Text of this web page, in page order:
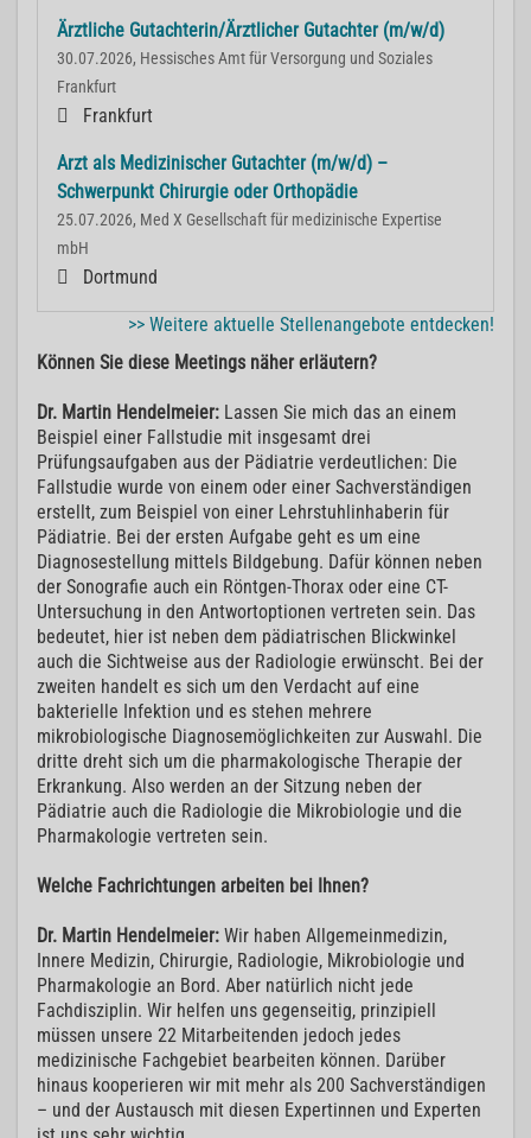
Ärztliche Gutachterin/Ärztlicher Gutachter (m/w/d)
30.07.2026, Hessisches Amt für Versorgung und Soziales
Frankfurt
Frankfurt
Arzt als Medizinischer Gutachter (m/w/d) –
Schwerpunkt Chirurgie oder Orthopädie
25.07.2026, Med X Gesellschaft für medizinische Expertise
mbH
Dortmund
>> Weitere aktuelle Stellenangebote entdecken!
Können Sie diese Meetings näher erläutern?
Dr. Martin Hendelmeier: Lassen Sie mich das an einem
Beispiel einer Fallstudie mit insgesamt drei
Prüfungsaufgaben aus der Pädiatrie verdeutlichen: Die
Fallstudie wurde von einem oder einer Sachverständigen
erstellt, zum Beispiel von einer Lehrstuhlinhaberin für
Pädiatrie. Bei der ersten Aufgabe geht es um eine
Diagnosestellung mittels Bildgebung. Dafür können neben
der Sonografie auch ein Röntgen-Thorax oder eine CT-
Untersuchung in den Antwortoptionen vertreten sein. Das
bedeutet, hier ist neben dem pädiatrischen Blickwinkel
auch die Sichtweise aus der Radiologie erwünscht. Bei der
zweiten handelt es sich um den Verdacht auf eine
bakterielle Infektion und es stehen mehrere
mikrobiologische Diagnosemöglichkeiten zur Auswahl. Die
dritte dreht sich um die pharmakologische Therapie der
Erkrankung. Also werden an der Sitzung neben der
Pädiatrie auch die Radiologie die Mikrobiologie und die
Pharmakologie vertreten sein.
Welche Fachrichtungen arbeiten bei Ihnen?
Dr. Martin Hendelmeier: Wir haben Allgemeinmedizin,
Innere Medizin, Chirurgie, Radiologie, Mikrobiologie und
Pharmakologie an Bord. Aber natürlich nicht jede
Fachdisziplin. Wir helfen uns gegenseitig, prinzipiell
müssen unsere 22 Mitarbeitenden jedoch jedes
medizinische Fachgebiet bearbeiten können. Darüber
hinaus kooperieren wir mit mehr als 200 Sachverständigen
– und der Austausch mit diesen Expertinnen und Experten